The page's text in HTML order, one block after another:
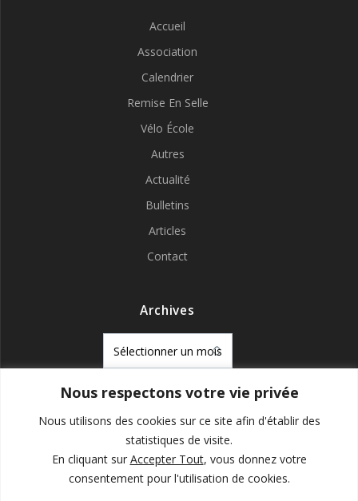
Nous respectons votre vie privée
Nous utilisons des cookies sur ce site afin d'établir des
statistiques de visite.
En cliquant sur Accepter Tout, vous donnez votre
consentement pour l'utilisation de cookies.
Accueil
Association
Calendrier
Remise En Selle
Vélo École
Autres
Actualité
Bulletins
Articles
Contact
Archives
Politique de confidentialité